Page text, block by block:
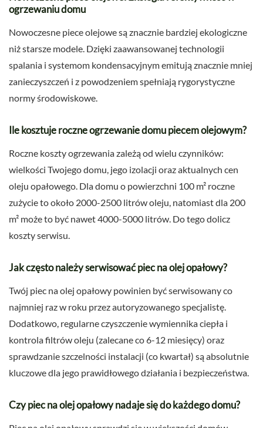
ogrzewaniu domu
Nowoczesne piece olejowe są znacznie bardziej ekologiczne
niż starsze modele. Dzięki zaawansowanej technologii
spalania i systemom kondensacyjnym emitują znacznie mniej
zanieczyszczeń i z powodzeniem spełniają rygorystyczne
normy środowiskowe.
Ile kosztuje roczne ogrzewanie domu piecem olejowym?
Roczne koszty ogrzewania zależą od wielu czynników:
wielkości Twojego domu, jego izolacji oraz aktualnych cen
oleju opałowego. Dla domu o powierzchni 100 m² roczne
zużycie to około 2000-2500 litrów oleju, natomiast dla 200
m² może to być nawet 4000-5000 litrów. Do tego dolicz
koszty serwisu.
Jak często należy serwisować piec na olej opałowy?
Twój piec na olej opałowy powinien być serwisowany co
najmniej raz w roku przez autoryzowanego specjalistę.
Dodatkowo, regularne czyszczenie wymiennika ciepła i
kontrola filtrów oleju (zalecane co 6-12 miesięcy) oraz
sprawdzanie szczelności instalacji (co kwartał) są absolutnie
kluczowe dla jego prawidłowego działania i bezpieczeństwa.
Czy piec na olej opałowy nadaje się do każdego domu?